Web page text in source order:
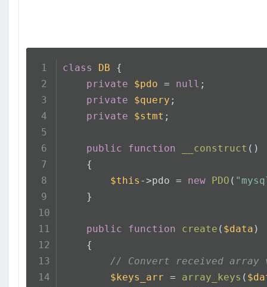
class DB
{
private
$pdo = null ;
private
$query ;
private
$stmt ;
public function __construct ( )
    {
$this ->pdo = new PDO (
    }
public function create ( $data )
    {
// Convert received array
$keys_arr = array_keys (